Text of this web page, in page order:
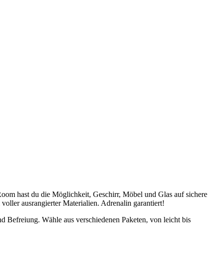
hast du die Möglichkeit, Geschirr, Möbel und Glas auf sichere
ausrangierter Materialien. Adrenalin garantiert!
Wähle aus verschiedenen Paketen, von leicht bis